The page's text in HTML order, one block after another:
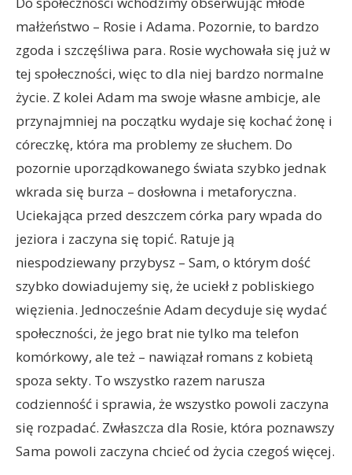
małżeństwo – Rosie i Adama. Pozornie, to bardzo
zgoda i szczęśliwa para. Rosie wychowała się już w
tej społeczności, więc to dla niej bardzo normalne
życie. Z kolei Adam ma swoje własne ambicje, ale
przynajmniej na początku wydaje się kochać żonę i
córeczkę, która ma problemy ze słuchem. Do
pozornie uporządkowanego świata szybko jednak
wkrada się burza – dosłowna i metaforyczna.
Uciekająca przed deszczem córka pary wpada do
jeziora i zaczyna się topić. Ratuje ją
niespodziewany przybysz – Sam, o którym dość
szybko dowiadujemy się, że uciekł z pobliskiego
więzienia. Jednocześnie Adam decyduje się wydać
społeczności, że jego brat nie tylko ma telefon
komórkowy, ale też – nawiązał romans z kobietą
spoza sekty. To wszystko razem narusza
codzienność i sprawia, że wszystko powoli zaczyna
się rozpadać. Zwłaszcza dla Rosie, która poznawszy
Sama powoli zaczyna chcieć od życia czegoś więcej.